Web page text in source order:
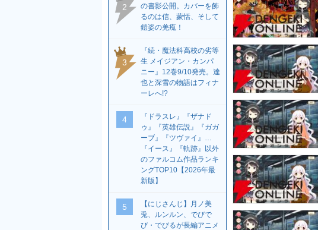
2
の書影公開。カバーを飾
るのは信、蒙恬、そして
鎧姿の羌瘣！
3
『続・魔法科高校の劣等
生 メイジアン・カンパ
ニー』12巻9/10発売。達
也と深雪の物語はフィナ
ーレへ!?
4
『ドラスレ』『ザナド
ゥ』『英雄伝説』『ガガ
ーブ』『ツヴァイ』…
『イース』『軌跡』以外
のファルコム作品ランキ
ングTOP10【2026年最
新版】
5
【にじさんじ】月ノ美
兎、ルンルン、でびで
び・でびるが長編アニメ